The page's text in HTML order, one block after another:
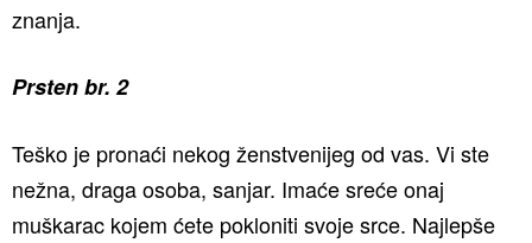
znanja.
Prsten br. 2
Teško je pronaći nekog ženstvenijeg od vas. Vi ste
nežna, draga osoba, sanjar. Imaće sreće onaj
muškarac kojem ćete pokloniti svoje srce. Najlepše